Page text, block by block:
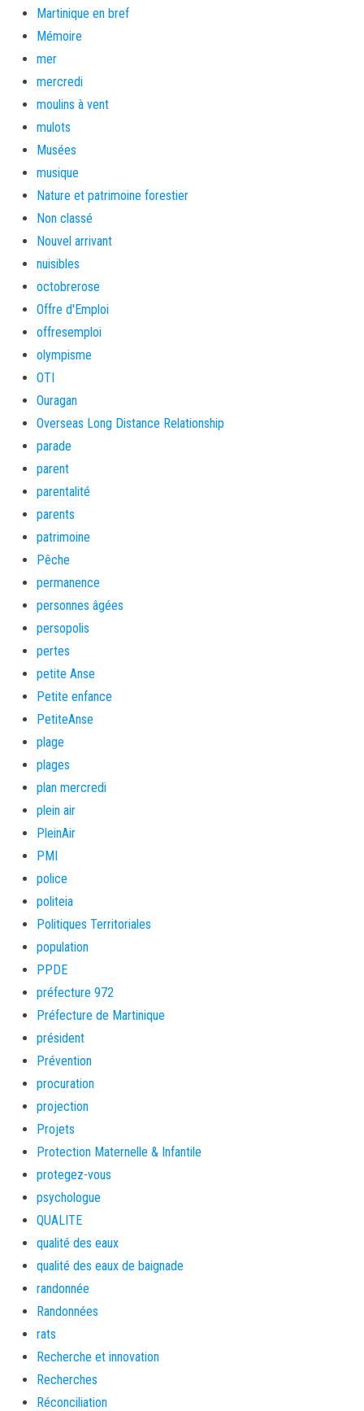
Martinique en bref
Mémoire
mer
mercredi
moulins à vent
mulots
Musées
musique
Nature et patrimoine forestier
Non classé
Nouvel arrivant
nuisibles
octobrerose
Offre d'Emploi
offresemploi
olympisme
OTI
Ouragan
Overseas Long Distance Relationship
parade
parent
parentalité
parents
patrimoine
Pêche
permanence
personnes âgées
persopolis
pertes
petite Anse
Petite enfance
PetiteAnse
plage
plages
plan mercredi
plein air
PleinAir
PMI
police
politeia
Politiques Territoriales
population
PPDE
préfecture 972
Préfecture de Martinique
président
Prévention
procuration
projection
Projets
Protection Maternelle & Infantile
protegez-vous
psychologue
QUALITE
qualité des eaux
qualité des eaux de baignade
randonnée
Randonnées
rats
Recherche et innovation
Recherches
Réconciliation